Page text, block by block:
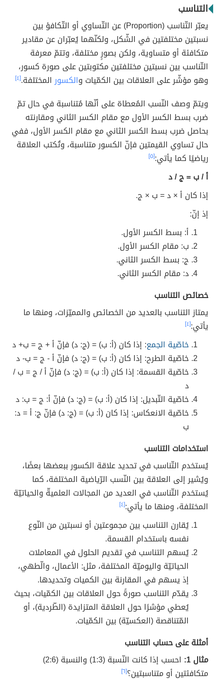
التناسب
يعبّر التّناسب (Proportion) عن التّساوي أو التّكافؤ بين
نسبتين مختلفتين في الشّكل، ولكنّهما يُعبّران عن مقادير
متكافئة أو متساوية، ولكن بصورٍ مختلفة، وتتمّ معرفة
التّناسب بين نسبتين مختلفتين مكتوبتين على صورة كسور،
وهو مؤشّر على العلاقات بين الكمّيات والكسورالمختلفة.[٤]
ويتمّ وصف النّسب المُعطاة على أنّها مُتناسبة في حال تمّ
ضرب بسط الكسر الأول مع مقام الكسر الثاني ومقارنته
بحاصل ضرب بسط الكسر الثاني مع مقام الكسر الأول، ففي
حال تساوي القيمتين فإنّ الكسور متناسبة، وتُكتب العلاقة
رياضيًا كما يأتي:[٥]
أ / ب = ج / د
إذا كان أ × د = ب × ج.
إذ إنّ:
أ: بسط الكسر الأول.
ب: مقام الكسر الأول.
ج: بسط الكسر الثاني.
د: مقام الكسر الثاني.
خصائص التناسب
يمتاز التناسب بالعديد من الخصائص والمميّزات، ومنها ما
يأتي:[٤]
خاصّية الجمع: إذا كان (أ: ب) = (ج: د) فإنّ أ + ج = ب+ د
خاصّية الطرح: إذا كان (أ: ب) = (ج: د) فإنّ أ - ج = ب- د
خاصّية القسمة: إذا كان (أ: ب) = (ج: د) فإنّ أ / ج = ب /
د
خاصّية التّبديل: إذا كان (أ: ب) = (ج: د) فإنّ أ: ج = ب: د
خاصّية الانعكاس: إذا كان (أ: ب) = (ج: د) فإنّ ج: أ = د:
ب
استخدامات التناسب
يُستخدم التّناسب في تحديد علاقة الكسور ببعضها بعضًا،
ويُشير إلى العلاقة بين النّسب الرّياضية المختلفة، كما
يُستخدم التّناسب في العديد من المجالات العلميةّ والحياتيّة
المختلفة، ومنها ما يأتي:[٤]
يُقارن التناسب بين مجموعتين أو نسبتين من النّوع
نفسه باستخدام القسمة.
يُسهم التناسب في تقديم الحلول في المعاملات
الحياتيّة واليوميّة المختلفة، مثل: الأعمال، والّطهي،
إذ يسهم في المقارنة بين الكميات وتحديدها.
يقدّم التناسب صورةً حول العلاقات بين الكمّيات، بحيث
يُعطي مؤشرًا حول العلاقة المتزايدة (الطّردية)، أو
المّتناقصة (العكسيّة) بين الكمّيات.
أمثلة على حساب التناسب
مثال 1:
احسب إذا كانت النّسبة (1:3) والنسبة (2:6)
متكافئتين أو متناسبتين؟[٦]